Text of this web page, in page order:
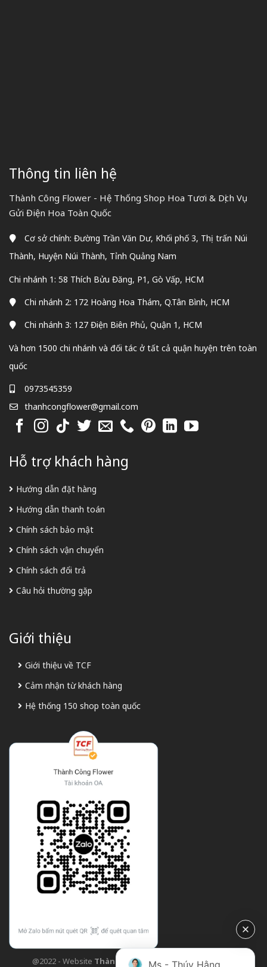
Thông tin liên hệ
Thành Công Flower - Hệ Thống Shop Hoa Tươi & Dịch Vụ
Gửi Điện Hoa Toàn Quốc
Cơ sở chính: Đường Trần Văn Dư, Khối phố 3, Thị trấn Núi
Thành, Huyện Núi Thành, Tỉnh Quảng Nam
Chi nhánh 1: 58 Thích Bửu Đăng, P1, Gò Vấp, HCM
Chi nhánh 2: 172 Hoàng Hoa Thám, Q.Tân Bình, HCM
Chi nhánh 3: 127 Điện Biên Phủ, Quận 1, HCM
Và hơn 1500 chi nhánh và đối tác ở tất cả quận huyện trên toàn
quốc
0973545359
thanhcongflower@gmail.com
Hỗ trợ khách hàng
Hướng dẫn đặt hàng
Hướng dẫn thanh toán
Chính sách bảo mật
Chính sách vận chuyển
Chính sách đổi trả
Câu hỏi thường gặp
Giới thiệu
Giới thiệu về TCF
Cảm nhận từ khách hàng
Hệ thống 150 shop toàn quốc
@2022 - Website Thành Công Flower| Design bởi
Ms - Thúy Hằng